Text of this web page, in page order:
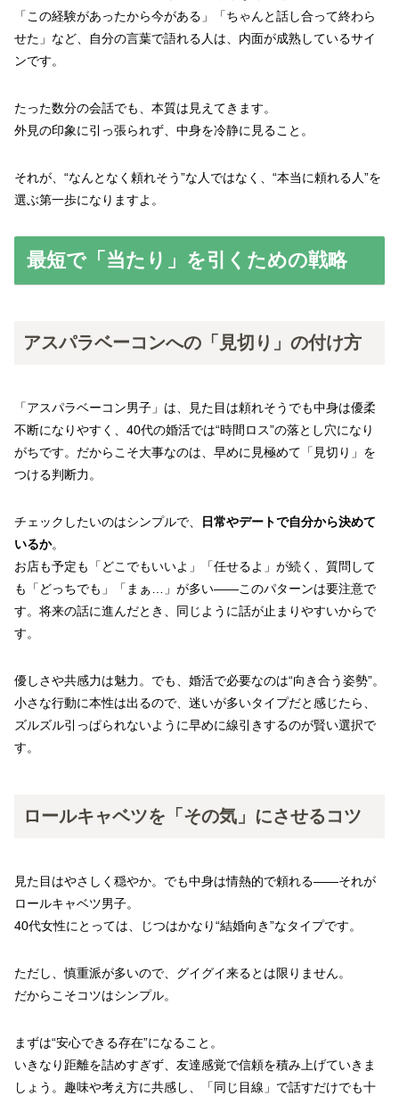
「この経験があったから今がある」「ちゃんと話し合って終わら
せた」など、自分の言葉で語れる人は、内面が成熟しているサイ
ンです。
たった数分の会話でも、本質は見えてきます。
外見の印象に引っ張られず、中身を冷静に見ること。
それが、“なんとなく頼れそう”な人ではなく、“本当に頼れる人”を
選ぶ第一歩になりますよ。
最短で「当たり」を引くための戦略
アスパラベーコンへの「見切り」の付け方
「アスパラベーコン男子」は、見た目は頼れそうでも中身は優柔
不断になりやすく、40代の婚活では“時間ロス”の落とし穴になり
がちです。だからこそ大事なのは、早めに見極めて「見切り」を
つける判断力。
チェックしたいのはシンプルで、
日常やデートで自分から決めて
いるか。
お店も予定も「どこでもいいよ」「任せるよ」が続く、質問して
も「どっちでも」「まぁ…」が多い――このパターンは要注意で
す。将来の話に進んだとき、同じように話が止まりやすいからで
す。
優しさや共感力は魅力。でも、婚活で必要なのは“向き合う姿勢”。
小さな行動に本性は出るので、迷いが多いタイプだと感じたら、
ズルズル引っぱられないように早めに線引きするのが賢い選択で
す。
ロールキャベツを「その気」にさせるコツ
見た目はやさしく穏やか。でも中身は情熱的で頼れる――それが
ロールキャベツ男子。
40代女性にとっては、じつはかなり“結婚向き”なタイプです。
ただし、慎重派が多いので、グイグイ来るとは限りません。
だからこそコツはシンプル。
まずは“安心できる存在”になること。
いきなり距離を詰めすぎず、友達感覚で信頼を積み上げていきま
しょう。趣味や考え方に共感し、「同じ目線」で話すだけでも十